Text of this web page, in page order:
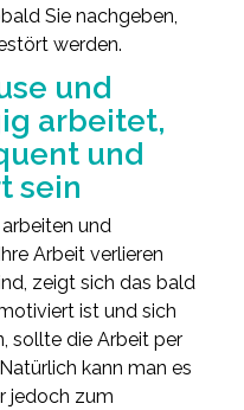
Sie nachgeben,
werden.
und
arbeitet,
und
sein
und
Arbeit verlieren
zeigt sich das bald
ist und sich
sollte die Arbeit per
kann man es
jedoch zum